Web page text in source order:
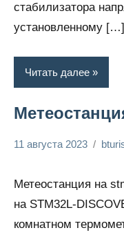
стабилизатора
установленному […]
Читать далее
11 августа 2023
Метеостанция на
на STM32L-
комнатном